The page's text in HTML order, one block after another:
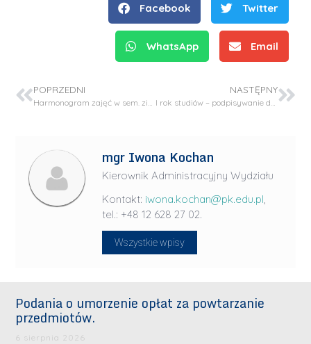
Facebook Twitter
WhatsApp Email
POPRZEDNI
Harmonogram zajęć w sem. zimowym roku akad. 2022/23
NASTĘPNY
I rok studiów – podpisywanie dokumentów związanych z podjęciem studiów oraz odbiór elektronicznych legitymacji studenckich
mgr Iwona Kochan
Kierownik Administracyjny Wydziału
Kontakt: iwona.kochan@pk.edu.pl,
tel.: +48 12 628 27 02.
Wszystkie wpisy
Podania o umorzenie opłat za powtarzanie
przedmiotów.
6 sierpnia 2026